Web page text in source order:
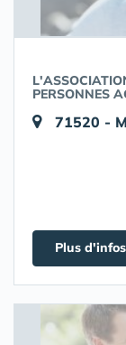
PERSONNES
71520 -
Plus d'infos